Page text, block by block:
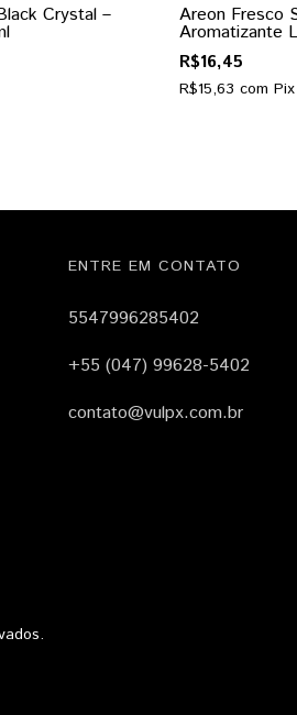
Crystal – Areon Fresco
Aromatizante
R$16,45
R$15,63com Pix
ENTRE EM CONTATO
5547996285402
+55 (047) 99628-5402
contato@vulpx.com.br